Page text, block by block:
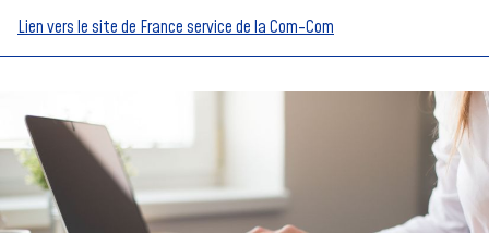
Lien vers le site de France service de la Com-Com